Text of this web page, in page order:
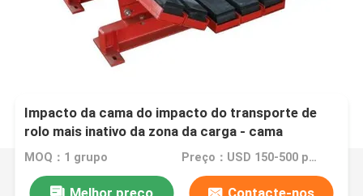
Impacto da cama do impacto do transporte de
rolo mais inativo da zona da carga - cama
resistente do berço da correia transportadora
MOQ：1 grupo Preço：USD 150-500 per set
Melhor preço Contacte-nos